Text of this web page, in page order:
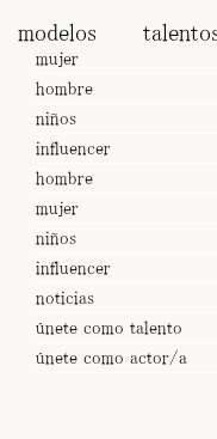
modelos
mujer
hombre
niños
influencer
hombre
mujer
niños
influencer
noticias
únete como talento
únete como actor/a